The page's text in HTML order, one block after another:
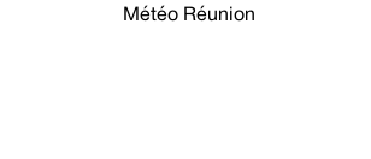
Météo Réunion